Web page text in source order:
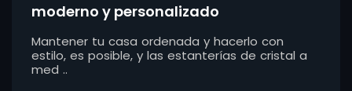
moderno y personalizado
Mantener tu casa ordenada y hacerlo con
estilo, es posible, y las estanterías de cristal a
med ..